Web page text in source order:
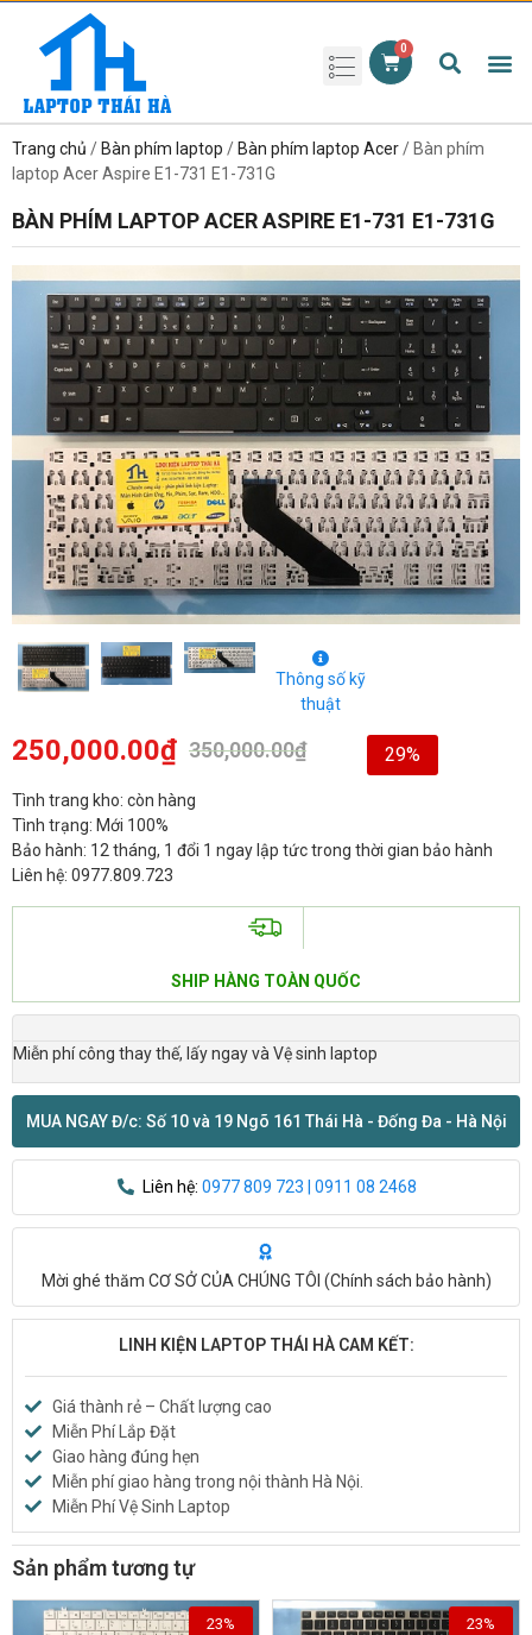
Trang chủ / Bàn phím laptop / Bàn phím laptop Acer/ Bàn phím
laptop Acer Aspire E1-731 E1-731G
BÀN PHÍM LAPTOP ACER ASPIRE E1-731 E1-731G
Thông số kỹ
thuật
350,000.00₫
250,000.00₫ 29%
Tình trang kho: còn hàng
Tình trạng: Mới 100%
Bảo hành: 12 tháng, 1 đổi 1 ngay lập tức trong thời gian bảo hành
Liên hệ: 0977.809.723
SHIP HÀNG TOÀN QUỐC
Miễn phí công thay thế, lấy ngay và Vệ sinh laptop
MUA NGAY Đ/c: Số 10 và 19 Ngõ 161 Thái Hà - Đống Đa - Hà Nội
Liên hệ: 0977 809 723 | 0911 08 2468
Mời ghé thăm CƠ SỞ CỦA CHÚNG TÔI (Chính sách bảo hành)
LINH KIỆN LAPTOP THÁI HÀ CAM KẾT:
Giá thành rẻ – Chất lượng cao
Miễn Phí Lắp Đặt
Giao hàng đúng hẹn
Miễn phí giao hàng trong nội thành Hà Nội.
Miễn Phí Vệ Sinh Laptop
Sản phẩm tương tự
23% 23%